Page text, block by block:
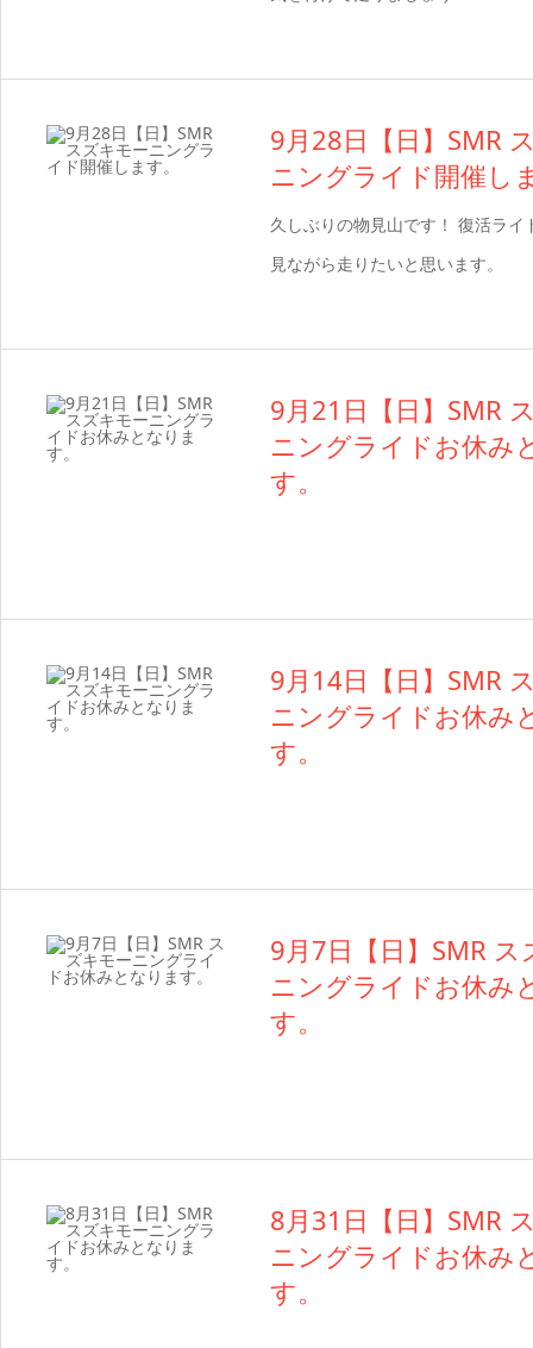
9月28日【日】SMR
ニングライド開催し
久しぶりの物見山です！ 復活ライ
見ながら走りたいと思います。
9月21日【日】SMR
ニングライドお休み
す。
9月14日【日】SMR
ニングライドお休み
す。
9月7日【日】SMR ス
ニングライドお休み
す。
8月31日【日】SMR
ニングライドお休み
す。